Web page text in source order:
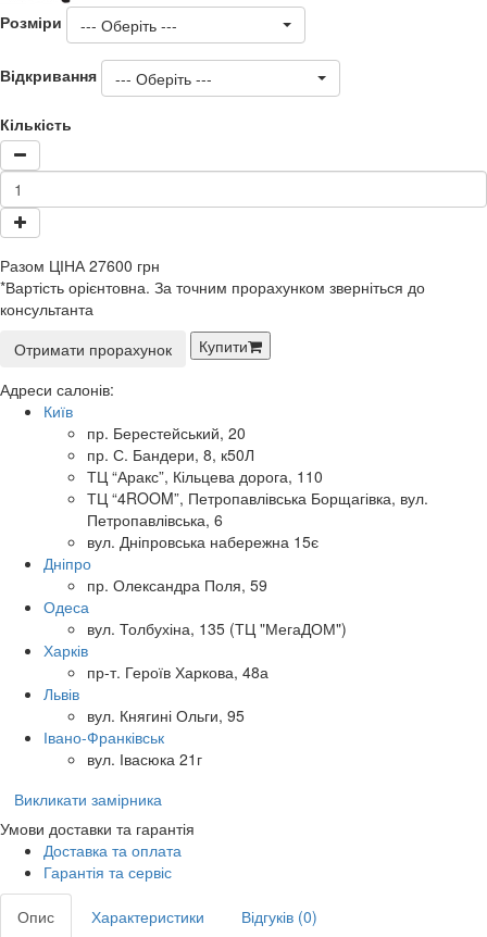
Розміри --- Оберіть ---
Відкривання --- Оберіть ---
Кількість
Разом ЦІНА 27600 грн
*Вартість орієнтовна. За точним прорахунком зверніться до
консультанта
Отримати прорахунок
Купити
Адреси салонів:
Київ
пр. Берестейський, 20
пр. С. Бандери, 8, к50Л
ТЦ “Аракс”, Кільцева дорога, 110
ТЦ “4ROOM”, Петропавлівська Борщагівка, вул.
Петропавлівська, 6
вул. Дніпровська набережна 15є
Дніпро
пр. Олександра Поля, 59
Одеса
вул. Толбухіна, 135 (ТЦ "МегаДОМ")
Харків
пр-т. Героїв Харкова, 48а
Львів
вул. Княгині Ольги, 95
Івано-Франківськ
вул. Івасюка 21г
Викликати замірника
Умови доставки та гарантія
Доставка та оплата
Гарантія та сервіс
Опис Характеристики
Відгуків (0)